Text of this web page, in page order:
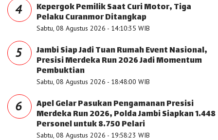
4 Kepergok Pemilik Saat Curi Motor, Tiga
Pelaku Curanmor Ditangkap
Sabtu, 08 Agustus 2026 - 14:10:35 WIB
5 Jambi Siap Jadi Tuan Rumah Event Nasional,
Presisi Merdeka Run 2026 Jadi Momentum
Pembuktian
Sabtu, 08 Agustus 2026 - 18:48:00 WIB
6 Apel Gelar Pasukan Pengamanan Presisi
Merdeka Run 2026, Polda Jambi Siapkan 1.448
Personel untuk 8.750 Pelari
Sabtu, 08 Agustus 2026 - 19:58:23 WIB